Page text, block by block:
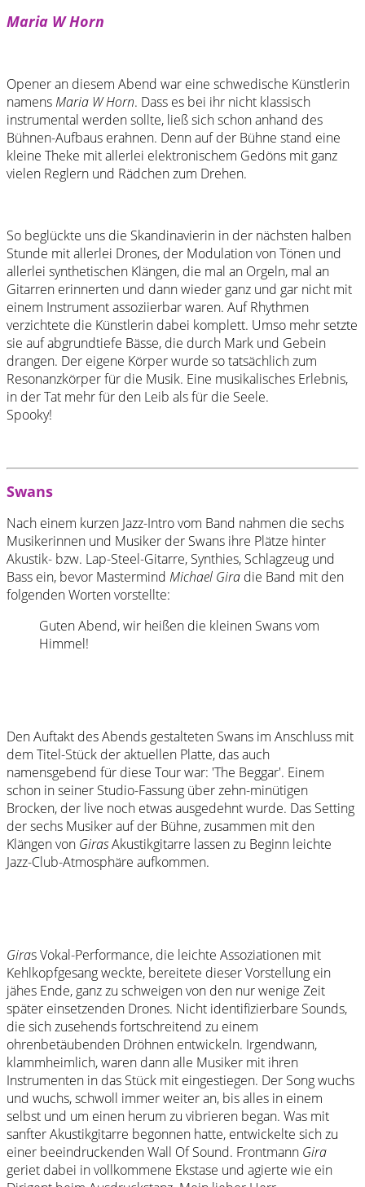
Maria W Horn
Opener an diesem Abend war eine schwedische Künstlerin
namens Maria W Horn. Dass es bei ihr nicht klassisch
instrumental werden sollte, ließ sich schon anhand des
Bühnen-Aufbaus erahnen. Denn auf der Bühne stand eine
kleine Theke mit allerlei elektronischem Gedöns mit ganz
vielen Reglern und Rädchen zum Drehen.
So beglückte uns die Skandinavierin in der nächsten halben
Stunde mit allerlei Drones, der Modulation von Tönen und
allerlei synthetischen Klängen, die mal an Orgeln, mal an
Gitarren erinnerten und dann wieder ganz und gar nicht mit
einem Instrument assoziierbar waren. Auf Rhythmen
verzichtete die Künstlerin dabei komplett. Umso mehr setzte
sie auf abgrundtiefe Bässe, die durch Mark und Gebein
drangen. Der eigene Körper wurde so tatsächlich zum
Resonanzkörper für die Musik. Eine musikalisches Erlebnis,
in der Tat mehr für den Leib als für die Seele.
Spooky!
Swans
Nach einem kurzen Jazz-Intro vom Band nahmen die sechs
Musikerinnen und Musiker der Swans ihre Plätze hinter
Akustik- bzw. Lap-Steel-Gitarre, Synthies, Schlagzeug und
Bass ein, bevor Mastermind Michael Gira die Band mit den
folgenden Worten vorstellte:
Guten Abend, wir heißen die kleinen Swans vom
Himmel!
Den Auftakt des Abends gestalteten Swans im Anschluss mit
dem Titel-Stück der aktuellen Platte, das auch
namensgebend für diese Tour war: 'The Beggar'. Einem
schon in seiner Studio-Fassung über zehn-minütigen
Brocken, der live noch etwas ausgedehnt wurde. Das Setting
der sechs Musiker auf der Bühne, zusammen mit den
Klängen von GirasAkustikgitarre lassen zu Beginn leichte
Jazz-Club-Atmosphäre aufkommen.
Giras Vokal-Performance, die leichte Assoziationen mit
Kehlkopfgesang weckte, bereitete dieser Vorstellung ein
jähes Ende, ganz zu schweigen von den nur wenige Zeit
später einsetzenden Drones. Nicht identifizierbare Sounds,
die sich zusehends fortschreitend zu einem
ohrenbetäubenden Dröhnen entwickeln. Irgendwann,
klammheimlich, waren dann alle Musiker mit ihren
Instrumenten in das Stück mit eingestiegen. Der Song wuchs
und wuchs, schwoll immer weiter an, bis alles in einem
selbst und um einen herum zu vibrieren began. Was mit
sanfter Akustikgitarre begonnen hatte, entwickelte sich zu
einer beeindruckenden Wall Of Sound. Frontmann Gira
geriet dabei in vollkommene Ekstase und agierte wie ein